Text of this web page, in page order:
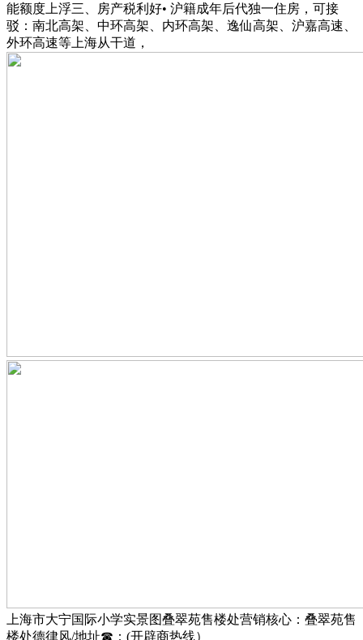
能额度上浮三、房产税利好• 沪籍成年后代独一住房，可接
驳：南北高架、中环高架、内环高架、逸仙高架、沪嘉高速、
外环高速等上海从干道，
上海市大宁国际小学实景图叠翠苑售楼处营销核心：叠翠苑售
楼处德律风/地址☎：(开辟商热线）